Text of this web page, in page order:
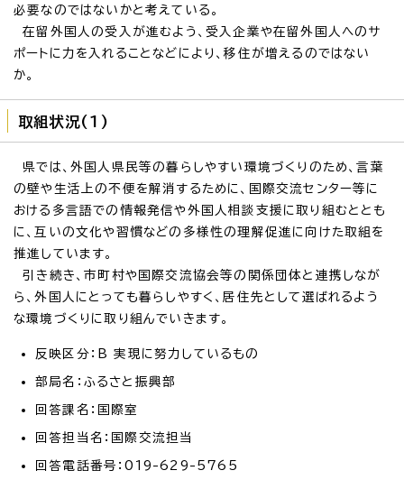
必要なのではないかと考えている。
在留外国人の受入が進むよう、受入企業や在留外国人へのサ
ポートに力を入れることなどにより、移住が増えるのではない
か。
取組状況(1)
県では、外国人県民等の暮らしやすい環境づくりのため、言葉
の壁や生活上の不便を解消するために、国際交流センター等に
おける多言語での情報発信や外国人相談支援に取り組むととも
に、互いの文化や習慣などの多様性の理解促進に向けた取組を
推進しています。
引き続き、市町村や国際交流協会等の関係団体と連携しなが
ら、外国人にとっても暮らしやすく、居住先として選ばれるよう
な環境づくりに取り組んでいきます。
反映区分：B 実現に努力しているもの
部局名：ふるさと振興部
回答課名：国際室
回答担当名：国際交流担当
回答電話番号：019-629-5765